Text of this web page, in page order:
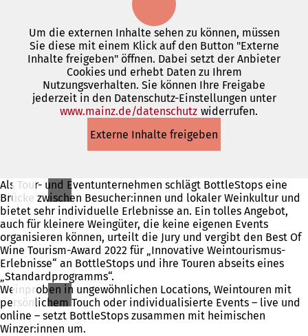
Um die externen Inhalte sehen zu können, müssen
Sie diese mit einem Klick auf den Button "Externe
Inhalte freigeben" öffnen. Dabei setzt der Anbieter
Cookies und erhebt Daten zu Ihrem
Nutzungsverhalten. Sie können Ihre Freigabe
jederzeit in den Datenschutz-Einstellungen unter
www.mainz.de/datenschutz(Öffnet
einem
neuen
widerrufen.
Externe Inhalte freigeben
Als Tour- und Eventunternehmen schlägt BottleStops eine
Brücke zwischen Besucher:innen und lokaler Weinkultur und
bietet sehr individuelle Erlebnisse an. Ein tolles Angebot,
auch für kleinere Weingüter, die keine eigenen Events
organisieren können, urteilt die Jury und vergibt den Best Of
Wine Tourism-Award 2022 für „Innovative Weintourismus-
Erlebnisse“ an BottleStops und ihre Touren abseits eines
„Standardprogramms“.
Weinproben in ungewöhnlichen Locations, Weintouren mit
persönlichem Touch oder individualisierte Events – live und
online – setzt BottleStops zusammen mit heimischen
Winzer:innen um.